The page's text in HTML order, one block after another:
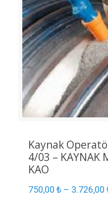
Kaynak
4/03 – KAYNAK
KAO
750,00 ₺– 3.726,00